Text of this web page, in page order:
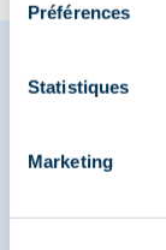
Préférences
Statistiques
Marketing
Méribel
Et